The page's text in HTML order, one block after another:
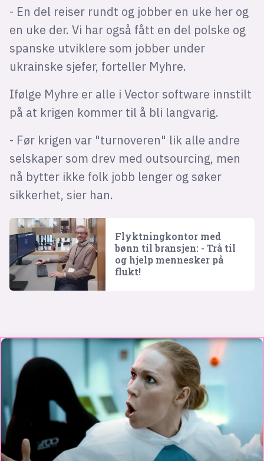
- En del reiser rundt og jobber en uke her og
en uke der. Vi har også fått en del polske og
spanske utviklere som jobber under
ukrainske sjefer, forteller Myhre.
Ifølge Myhre er alle i Vector software innstilt
på at krigen kommer til å bli langvarig.
- Før krigen var "turnoveren" lik alle andre
selskaper som drev med outsourcing, men
nå bytter ikke folk jobb lenger og søker
sikkerhet, sier han.
Flyktningkontor med
bønn til bransjen: - Trå til
og hjelp mennesker på
flukt!